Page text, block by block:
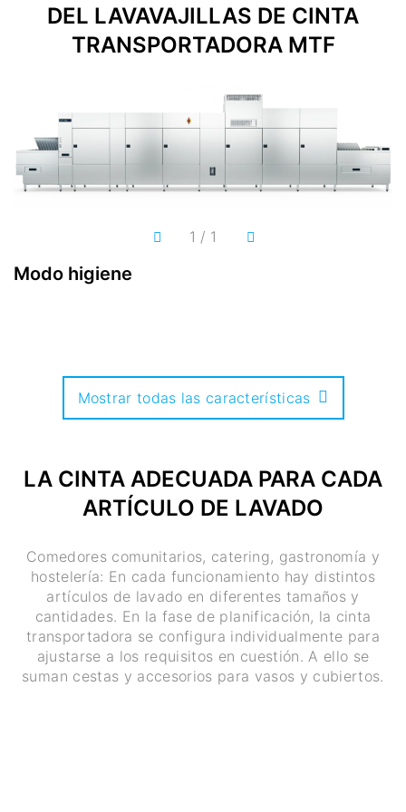
DEL LAVAVAJILLAS DE CINTA
TRANSPORTADORA MTF
Modo higiene
1 / 1
Mostrar todas las características
LA CINTA ADECUADA PARA CADA
ARTÍCULO DE LAVADO
Comedores comunitarios, catering, gastronomía y
hostelería: En cada funcionamiento hay distintos
artículos de lavado en diferentes tamaños y
cantidades. En la fase de planificación, la cinta
transportadora se configura individualmente para
ajustarse a los requisitos en cuestión. A ello se
suman cestas y accesorios para vasos y cubiertos.